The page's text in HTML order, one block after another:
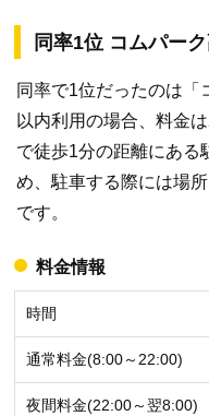
同率1位 コムパー
同率で1位だったのは
以内利用の場合、料金
で徒歩1分の距離にある
め、駐車する際には場
です。
料金情報
時間
通常料金(8:00～22:00)
夜間料金(22:00～翌8:00)